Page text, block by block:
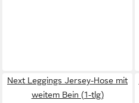
Next Leggings Jersey-Hose mit
weitem Bein (1-tlg)